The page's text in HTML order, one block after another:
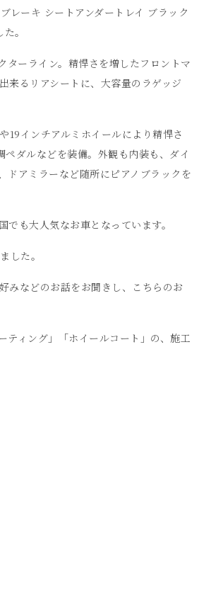
レーキ シートアンダートレイ ブラック
。
ターライン。精悍さを増したフロントマ
来るリアシートに、大容量のラゲッジ
19インチアルミホイールにより精悍さ
ダルなどを装備。外観も内装も、ダイ
ドアミラーなど随所にピアノブラックを
も大人気なお車となっています。
した。
みなどのお話をお聞きし、こちらのお
ィング」「ホイールコート」の、施工